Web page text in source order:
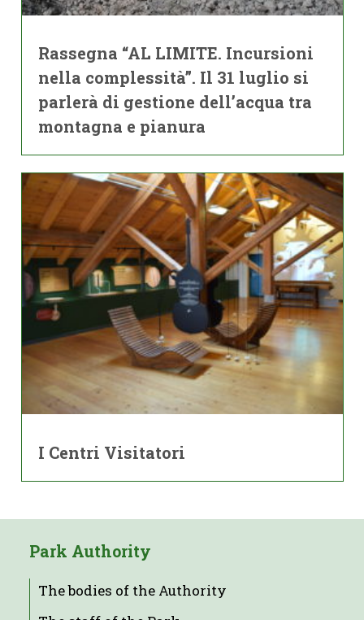
Rassegna “AL LIMITE. Incursioni
nella complessità”. Il 31 luglio si
parlerà di gestione dell’acqua tra
montagna e pianura
I Centri Visitatori
Park Authority
The bodies of the Authority